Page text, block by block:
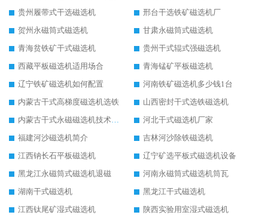
贵州履带式干选磁选机
邢台干选铁矿磁选机厂
贺州永磁筒式磁选机
甘肃永磁筒式磁选机
青海贫铁矿干式磁选机
贵州干式辊式强磁选机
西藏平板磁选机适用场合
青海锰矿平板磁选机
辽宁铁矿磁选机如何配置
河南铁矿磁选机多少钱1台
内蒙古干式高梯度磁选机选铁
山西密封干式选铁磁选机
内蒙古干式永磁磁选机技术要求
河北干式磁选机厂家
福建河沙磁选机简介
吉林河沙除铁磁选机
江西钠长石平板磁选机
辽宁矿选平板式磁选机设备
黑龙江永磁筒式磁选机退磁
河南永磁筒式磁选机筒瓦
湖南干式磁选机
黑龙江干式磁选机
江西钛尾矿湿式磁选机
陕西实验用室湿式磁选机